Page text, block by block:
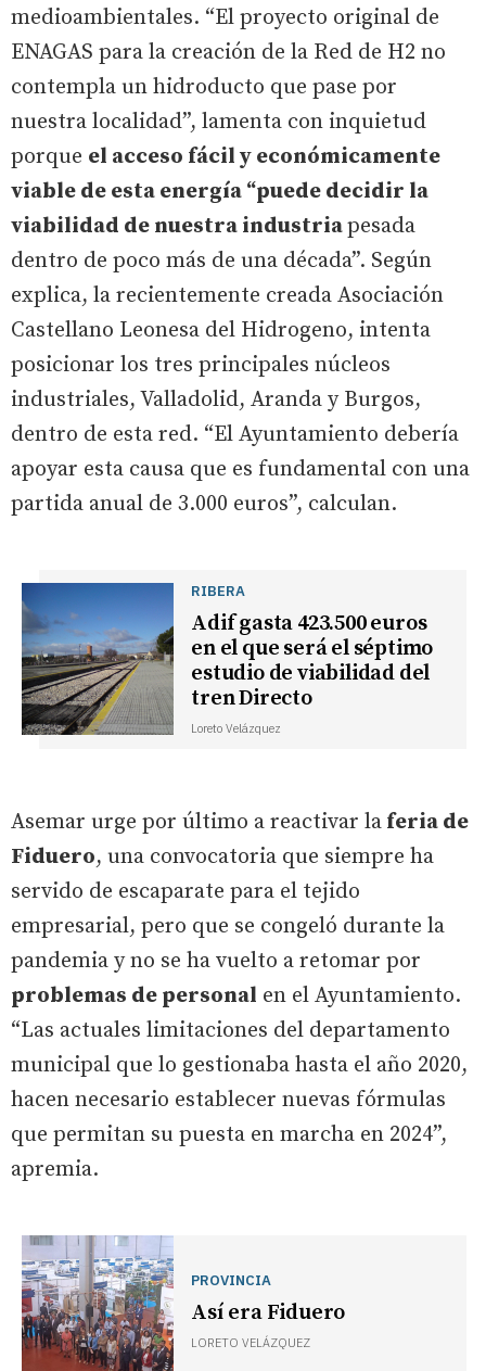
medioambientales. “El proyecto original de
ENAGAS para la creación de la Red de H2 no
contempla un hidroducto que pase por
nuestra localidad”, lamenta con inquietud
porque el acceso fácil y económicamente
viable de esta energía “puede decidir la
viabilidad de nuestra industriapesada
dentro de poco más de una década”. Según
explica, la recientemente creada Asociación
Castellano Leonesa del Hidrogeno, intenta
posicionar los tres principales núcleos
industriales, Valladolid, Aranda y Burgos,
dentro de esta red. “El Ayuntamiento debería
apoyar esta causa que es fundamental con una
partida anual de 3.000 euros”, calculan.
RIBERA
Adif gasta 423.500 euros
en el que será el séptimo
estudio de viabilidad del
tren Directo
Loreto Velázquez
Asemar urge por último a reactivar la feria de
Fiduero, una convocatoria que siempre ha
servido de escaparate para el tejido
empresarial, pero que se congeló durante la
pandemia y no se ha vuelto a retomar por
problemas de personal en el Ayuntamiento.
“Las actuales limitaciones del departamento
municipal que lo gestionaba hasta el año 2020,
hacen necesario establecer nuevas fórmulas
que permitan su puesta en marcha en 2024”,
apremia.
PROVINCIA
Así era Fiduero
LORETO VELÁZQUEZ